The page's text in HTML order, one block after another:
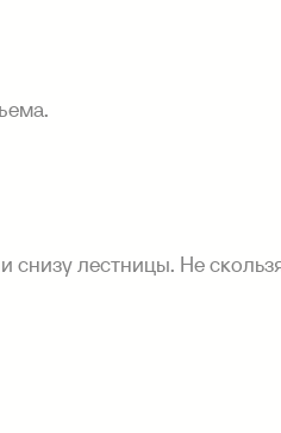
лестницы. Не